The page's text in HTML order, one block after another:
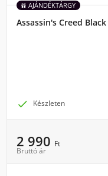
AJÁNDÉKTÁRGY
Assassin's Creed
 Készleten
2 990 Ft
Bruttó ár